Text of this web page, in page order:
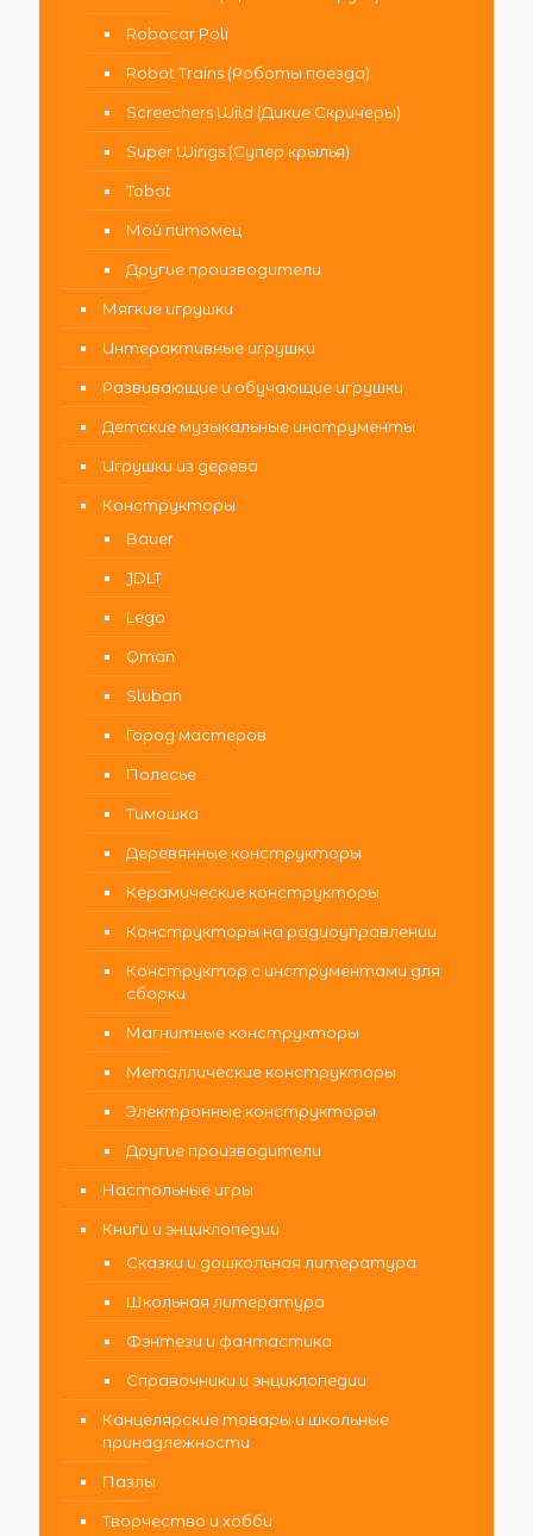
Robocar Poli
Robot Trains (Роботы поезда)
Screechers Wild (Дикие Скричеры)
Super Wings (Супер крылья)
Tobot
Мой питомец
Другие производители
Мягкие игрушки
Интерактивные игрушки
Развивающие и обучающие игрушки
Детские музыкальные инструменты
Игрушки из дерева
Конструкторы
Bauer
JDLT
Lego
Qman
Sluban
Город мастеров
Полесье
Тимошка
Деревянные конструкторы
Керамические конструкторы
Конструкторы на радиоуправлении
Конструктор с инструментами для
сборки
Магнитные конструкторы
Металлические конструкторы
Электронные конструкторы
Другие производители
Настольные игры
Книги и энциклопедии
Сказки и дошкольная литература
Школьная литература
Фэнтези и фантастика
Справочники и энциклопедии
Канцелярские товары и школьные
принадлежности
Пазлы
Творчество и хобби